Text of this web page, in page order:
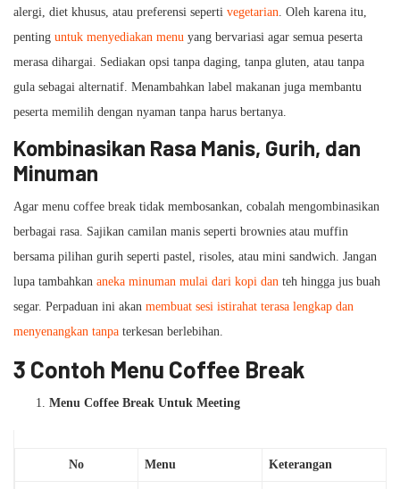
alergi, diet khusus, atau preferensi seperti vegetarian . Oleh karena itu,
penting untuk menyediakan menu yang bervariasi agar semua peserta
merasa dihargai. Sediakan opsi tanpa daging, tanpa gluten, atau tanpa
gula sebagai alternatif. Menambahkan label makanan juga membantu
peserta memilih dengan nyaman tanpa harus bertanya.
Kombinasikan Rasa Manis, Gurih, dan
Minuman
Agar menu coffee break tidak membosankan, cobalah mengombinasikan
berbagai rasa. Sajikan camilan manis seperti brownies atau muffin
bersama pilihan gurih seperti pastel, risoles, atau mini sandwich. Jangan
lupa tambahkan aneka minuman mulai dari kopi dan teh hingga jus buah
segar. Perpaduan ini akan membuat sesi istirahat terasa lengkap dan
menyenangkan tanpa terkesan berlebihan.
3 Contoh Menu Coffee Break
Menu Coffee Break Untuk Meeting
No Menu Keterangan